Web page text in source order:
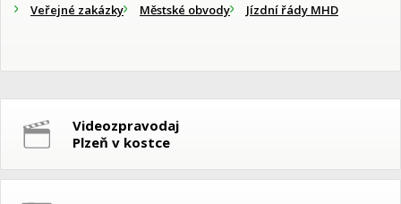
Veřejné zakázky
Městské obvody Jízdní řády MHD
Videozpravodaj
Plzeň v kostce